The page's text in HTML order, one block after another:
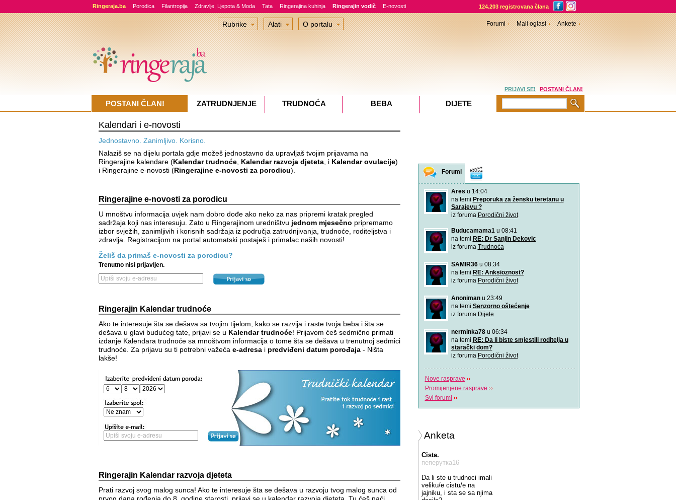
Ringeraja.ba Porodica Filantropija Zdravlje, Ljepota & Moda Tata Ringerajina kuhinja Ringerajin vodič E-novosti 124.203 registrovana člana
Kalendari i e-novosti
Jednostavno. Zanimljivo. Korisno.
Nalaziš se na dijelu portala gdje možeš jednostavno da upravljaš tvojim prijavama na
Ringerajine kalendare (Kalendar trudnoće, Kalendar razvoja djeteta, i Kalendar ovulacije)
i Ringerajine e-novosti (Ringerajine e-novosti za porodicu).
Ringerajine e-novosti za porodicu
U mnoštvu informacija uvjek nam dobro dođe ako neko za nas pripremi kratak pregled
sadržaja koji nas interesuju. Zato u Ringerajinom uredništvu jednom mjesečno pripremamo
izbor svježih, zanimljivih i korisnih sadržaja iz područja zatrudnjivanja, trudnoće, roditeljstva i
zdravlja. Registracijom na portal automatski postaješ i primalac naših novosti!
Želiš da primaš e-novosti za porodicu?
Trenutno nisi prijavljen.
Ringerajin Kalendar trudnoće
Ako te interesuje šta se dešava sa tvojim tijelom, kako se razvija i raste tvoja beba i šta se
dešava u glavi budućeg tate, prijavi se u Kalendar trudnoće! Prijavom ćeš sedmično primati
izdanje Kalendara trudnoće sa mnoštvom informacija o tome šta se dešava u trenutnoj sedmici
trudnoće. Za prijavu su ti potrebni važeća e-adresai predviđeni datum porođaja- Ništa
lakše!
Ringerajin Kalendar razvoja djeteta
Prati razvoj svog malog sunca! Ako te interesuje šta se dešava u razvoju tvog malog sunca od
Forumi
Ares u 14:04
na temi Preporuka za žensku teretanu u
Sarajevu ?
iz foruma Porodični život
Buducamama1u 08:41
na temi RE: Dr Sanjin Dekovic
iz foruma Trudnoća
SAMIR36u 08:34
na temi RE: Anksioznost?
iz foruma Porodični život
Anonimanu 23:49
na temi Senzorno oštećenje
iz foruma Dijete
nerminka78u 06:34
na temi RE: Da li biste smjestili roditelja u
starački dom?
iz foruma Porodični život
Nove rasprave
Promijenjene rasprave
Svi forumi
Anketa
Cista.
пеперутка16
Da li ste u trudnoci imali
veliku/e cistu/e na
jajniku, i sta se sa njima
Rubrike Alati O portalu Forumi Mali oglasi Ankete
PRIJAVI SE! POSTANI ČLAN!
POSTANI ČLAN! ZATRUDNJENJE TRUDNOĆA BEBA DIJETE